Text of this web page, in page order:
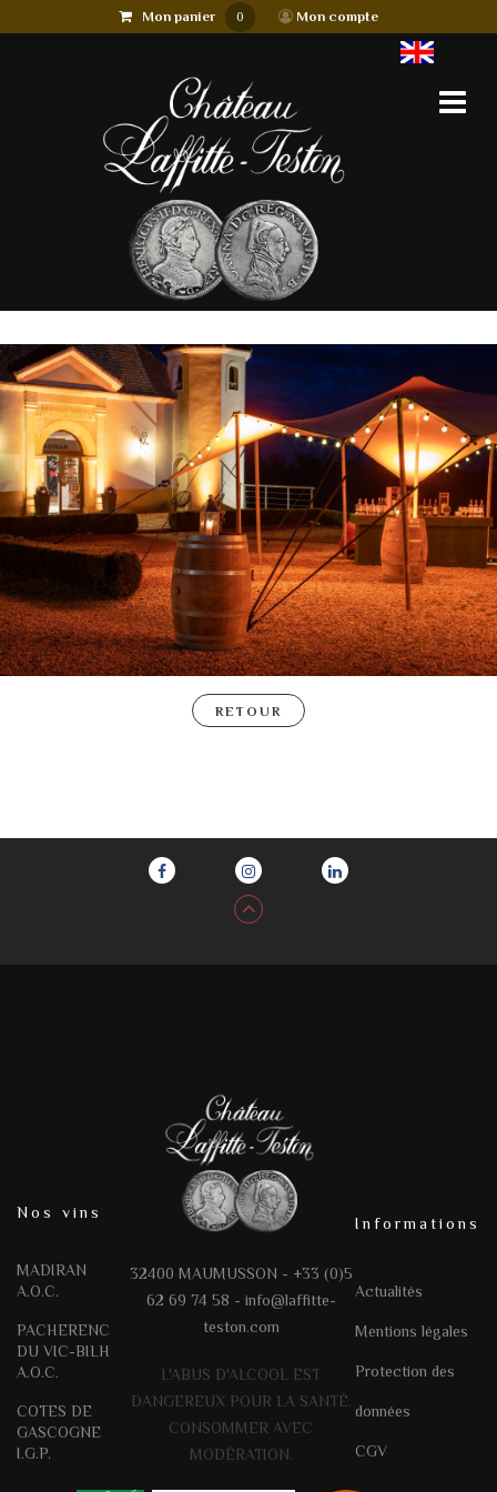
Mon panier 0 | Mon compte
RETOUR
Nos vins
MADIRAN
A.O.C.
PACHERENC
DU VIC-BILH
A.O.C.
COTES DE
GASCOGNE
I.G.P.
32400 MAUMUSSON - +33 (0)5
62 69 74 58 - info@laffitte-
teston.com
L'ABUS D'ALCOOL EST
DANGEREUX POUR LA SANTÉ.
CONSOMMER AVEC
MODÉRATION.
Informations
Actualités
Mentions légales
Protection des
données
CGV